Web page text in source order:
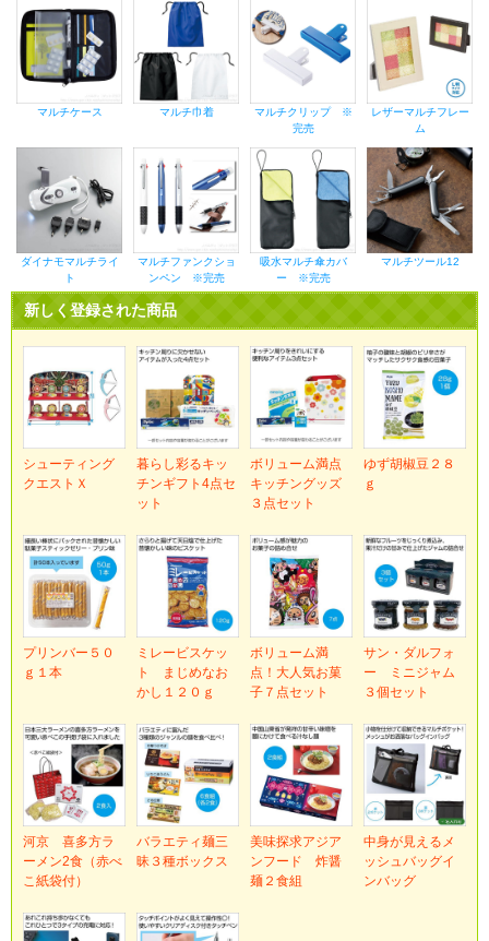
マルチケース マルチ巾着
マルチクリップ ※
完売
レザーマルチフレー
ム
ダイナモマルチライ
ト
マルチファンクショ
ンペン ※完売
吸水マルチ傘カバ
ー ※完売
マルチツール12
新しく登録された商品
シューティング
クエストＸ
暮らし彩るキッ
チンギフト4点セ
ット
ボリューム満点
キッチングッズ
３点セット
ゆず胡椒豆２８
ｇ
プリンバー５０
ｇ１本
ミレービスケッ
ト まじめなお
かし１２０ｇ
ボリューム満
点！大人気お菓
子７点セット
サン・ダルフォ
ー ミニジャム
３個セット
河京 喜多方ラ
ーメン2食（赤べ
こ紙袋付）
バラエティ麺三
昧３種ボックス
美味探求アジア
ンフード 炸醤
麺２食組
中身が見えるメ
ッシュバッグイ
ンバッグ